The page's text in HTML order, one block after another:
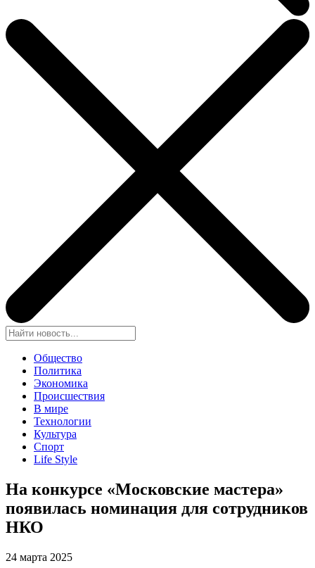
Общество
Политика
Экономика
Происшествия
В мире
Технологии
Культура
Спорт
Life Style
На конкурсе «Московские мастера»
появилась номинация для сотрудников
НКО
24 марта 2025